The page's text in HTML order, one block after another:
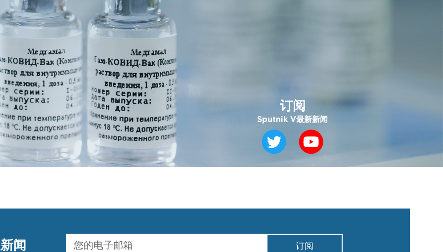
订阅
Sputnik V最新新闻
闻 订阅